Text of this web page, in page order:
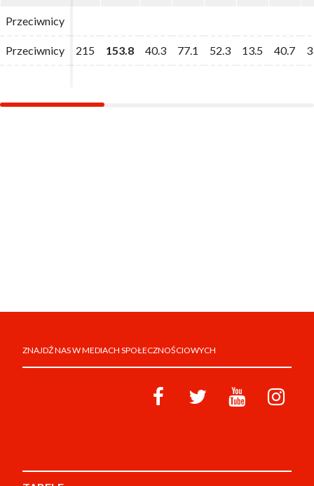
Przeciwnicy
Przeciwnicy 215 153.8 40.3 77.1 52.3 13.5 40.7
Przeciwnicy
Przeciwnicy 215 153.8 40.3 77.1 52.3 13.5 40.7
ZNAJDŹ NAS W MEDIACH SPOŁECZNOŚCIOWYCH